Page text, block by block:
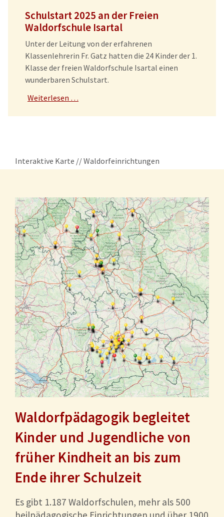
Schulstart 2025 an der Freien
Waldorfschule Isartal
Unter der Leitung von der erfahrenen
Klassenlehrerin Fr. Gatz hatten die 24 Kinder der 1.
Klasse der freien Waldorfschule Isartal einen
wunderbaren Schulstart.
Weiterlesen …
Interaktive Karte // Waldorfeinrichtungen
Waldorfpädagogik begleitet
Kinder und Jugendliche von
früher Kindheit an bis zum
Ende ihrer Schulzeit
Es gibt 1.187 Waldorfschulen, mehr als 500